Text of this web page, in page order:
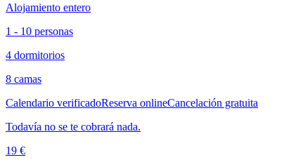
Alojamiento entero
1 - 10 personas
4 dormitorios
8 camas
Calendario verificadoReserva onlineCancelación gratuita
Todavía no se te cobrará nada.
19 €